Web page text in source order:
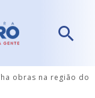
obras na região do